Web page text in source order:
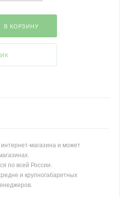
В КОРЗИНУ
магазина и может
по всей России.
и крупногабаритных